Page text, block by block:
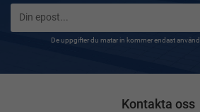
De uppgifter du matar in kommer endast
Kontakta oss